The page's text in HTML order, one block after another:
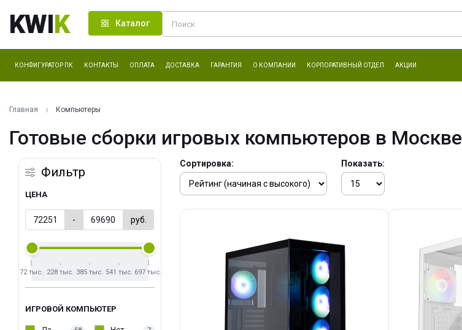
KWIK Каталог
КОНФИГУРАТОР ПК КОНТАКТЫ ОПЛАТА ДОСТАВКА ГАРАНТИЯ О КОМПАНИИ КОРПОРАТИВНЫЙ ОТДЕЛ АКЦИИ
Главная Компьютеры
Готовые сборки игровых компьютеров в Москве
Фильтр
ЦЕНА
- руб.
72 тыс. 228 тыс. 385 тыс. 541 тыс. 697 тыс.
ИГРОВОЙ КОМПЬЮТЕР
Сортировка: Показать: